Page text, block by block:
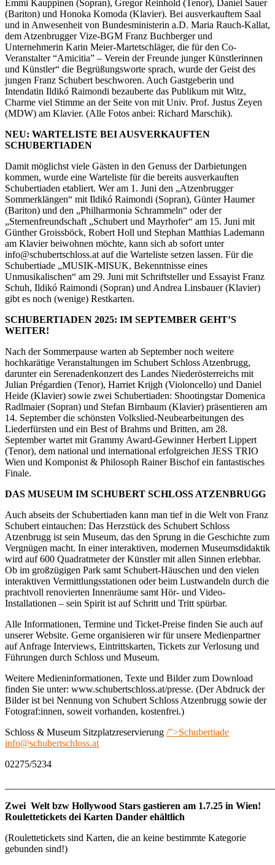
Emmi Kauppinen (Sopran), Gregor Reinhold (Tenor), Daniel Sauer
(Bariton) und Honoka Komoda (Klavier). Bei ausverkauftem Saal
und in Anwesenheit von Bundesministerin a.D. Maria Rauch-Kallat,
dem Atzenbrugger Vize-BGM Franz Buchberger und
Unternehmerin Karin Meier-Martetschläger, die für den Co-
Veranstalter “Amicitia” – Verein der Freunde junger Künstlerinnen
und Künstler“ die Begrüßungsworte sprach, wurde der Geist des
jungen Franz Schubert beschworen. Auch Gastgeberin und
Intendatin Ildikó Raimondi bezauberte das Publikum mit Witz,
Charme viel Stimme an der Seite von mit Univ. Prof. Justus Zeyen
(MDW) am Klavier. (Alle Fotos anbei: Richard Marschik).
NEU: WARTELISTE BEI AUSVERKAUFTEN
SCHUBERTIADEN
Damit möglichst viele Gästen in den Genuss der Darbietungen
kommen, wurde eine Warteliste für die bereits ausverkauften
Schubertiaden etabliert. Wer am 1. Juni den „Atzenbrugger
Sommerklängen“ mit Ildikó Raimondi (Sopran), Günter Haumer
(Bariton) und den „Philharmonia Schrammeln“ oder der
„Sternenfreundschaft „Schubert und Mayrhofer“ am 15. Juni mit
Günther Groissböck, Robert Holl und Stephan Matthias Lademann
am Klavier beiwohnen möchte, kann sich ab sofort unter
info@schubertschloss.at auf die Warteliste setzen lassen. Für die
Schubertiade „MUSIK-MISUK, Bekenntnisse eines
Unmusikalischen“ am 29. Juni mit Schriftsteller und Essayist Franz
Schuh, Ildikó Raimondi (Sopran) und Andrea Linsbauer (Klavier)
gibt es noch (wenige) Restkarten.
SCHUBERTIADEN 2025: IM SEPTEMBER GEHT’S
WEITER!
Nach der Sommerpause warten ab September noch weitere
hochkarätige Veranstaltungen im Schubert Schloss Atzenbrugg,
darunter ein Serenadenkonzert des Landes Niederösterreichs mit
Julian Prégardien (Tenor), Harriet Krijgh (Violoncello) und Daniel
Heide (Klavier) sowie zwei Schubertiaden: Shootingstar Domenica
Radlmaier (Sopran) und Stefan Birnbaum (Klavier) präsentieren am
14. September die schönsten Volkslied-Neubearbeitungen des
Liederfürsten und ein Best of Brahms und Britten, am 28.
September wartet mit Grammy Award-Gewinner Herbert Lippert
(Tenor), dem national und international erfolgreichen JESS TRIO
Wien und Komponist & Philosoph Rainer Bischof ein fantastisches
Finale.
DAS MUSEUM IM SCHUBERT SCHLOSS ATZENBRUGG
Auch abseits der Schubertiaden kann man tief in die Welt von Franz
Schubert eintauchen: Das Herzstück des Schubert Schloss
Atzenbrugg ist sein Museum, das den Sprung in die Geschichte zum
Vergnügen macht. In einer interaktiven, modernen Museumsdidaktik
wird auf 600 Quadratmeter der Künstler mit allen Sinnen erlebbar.
Ob im großzügigen Park samt Schubert-Häuschen und den vielen
interaktiven Vermittlungsstationen oder beim Lustwandeln durch die
prachtvoll renovierten Innenräume samt Hör- und Video-
Installationen – sein Spirit ist auf Schritt und Tritt spürbar.
Alle Informationen, Termine und Ticket-Preise finden Sie auch auf
unserer Website. Gerne organisieren wir für unsere Medienpartner
auf Anfrage Interviews, Eintrittskarten, Tickets zur Verlosung und
Führungen durch Schloss und Museum.
Weitere Medieninformationen, Texte und Bilder zum Download
finden Sie unter: www.schubertschloss.at/presse. (Der Abdruck der
Bilder ist bei Nennung von Schubert Schloss Atzenbrugg sowie der
Fotograf:innen, soweit vorhanden, kostenfrei.)
Schloss & Museum Sitzplatzreservierung /">Schubertiade
info@schubertschloss.at
02275/5234
Zwei Welt bzw Hollywood Stars gastieren am 1.7.25 in Wien!
Roulettetickets dei Karten Dander ehältlich
(Roulettetickets sind Karten, die an keine bestimmte Kategorie
gebunden sind!)